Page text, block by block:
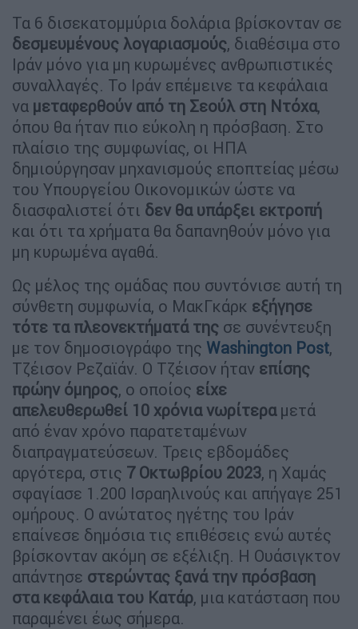
Τα 6 δισεκατομμύρια δολάρια βρίσκονταν σε
δεσμευμένους λογαριασμούς, διαθέσιμα στο
Ιράν μόνο για μη κυρωμένες ανθρωπιστικές
συναλλαγές. Το Ιράν επέμεινε τα κεφάλαια
να μεταφερθούν από τη Σεούλ στη Ντόχα,
όπου θα ήταν πιο εύκολη η πρόσβαση. Στο
πλαίσιο της συμφωνίας, οι ΗΠΑ
δημιούργησαν μηχανισμούς εποπτείας μέσω
του Υπουργείου Οικονομικών ώστε να
διασφαλιστεί ότι δεν θα υπάρξει εκτροπή
και ότι τα χρήματα θα δαπανηθούν μόνο για
μη κυρωμένα αγαθά.
Ως μέλος της ομάδας που συντόνισε αυτή τη
σύνθετη συμφωνία, ο ΜακΓκάρκ εξήγησε
τότε τα πλεονεκτήματά της σε συνέντευξη
με τον δημοσιογράφο της Washington Post,
Τζέισον Ρεζαϊάν. Ο Τζέισον ήταν επίσης
πρώην όμηρος, ο οποίος είχε
απελευθερωθεί 10 χρόνια νωρίτεραμετά
από έναν χρόνο παρατεταμένων
διαπραγματεύσεων. Τρεις εβδομάδες
αργότερα, στις 7 Οκτωβρίου 2023, η Χαμάς
σφαγίασε 1.200 Ισραηλινούς και απήγαγε 251
ομήρους. Ο ανώτατος ηγέτης του Ιράν
επαίνεσε δημόσια τις επιθέσεις ενώ αυτές
βρίσκονταν ακόμη σε εξέλιξη. Η Ουάσιγκτον
απάντησε στερώντας ξανά την πρόσβαση
στα κεφάλαια του Κατάρ, μια κατάσταση που
παραμένει έως σήμερα.